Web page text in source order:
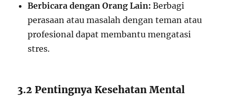
Berbicara dengan Orang Lain: Berbagi
perasaan atau masalah dengan teman atau
profesional dapat membantu mengatasi
stres.
3.2 Pentingnya Kesehatan Mental